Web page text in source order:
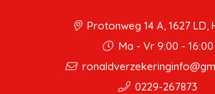
Protonweg 14 A, 1627 LD,
Ma - Vr 9:00 - 16:00
0229-267873